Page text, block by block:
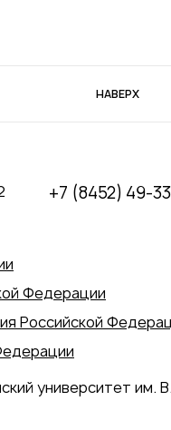
НАВЕРХ
+7 (8452) 49-
Федерации
Российской
университет им.